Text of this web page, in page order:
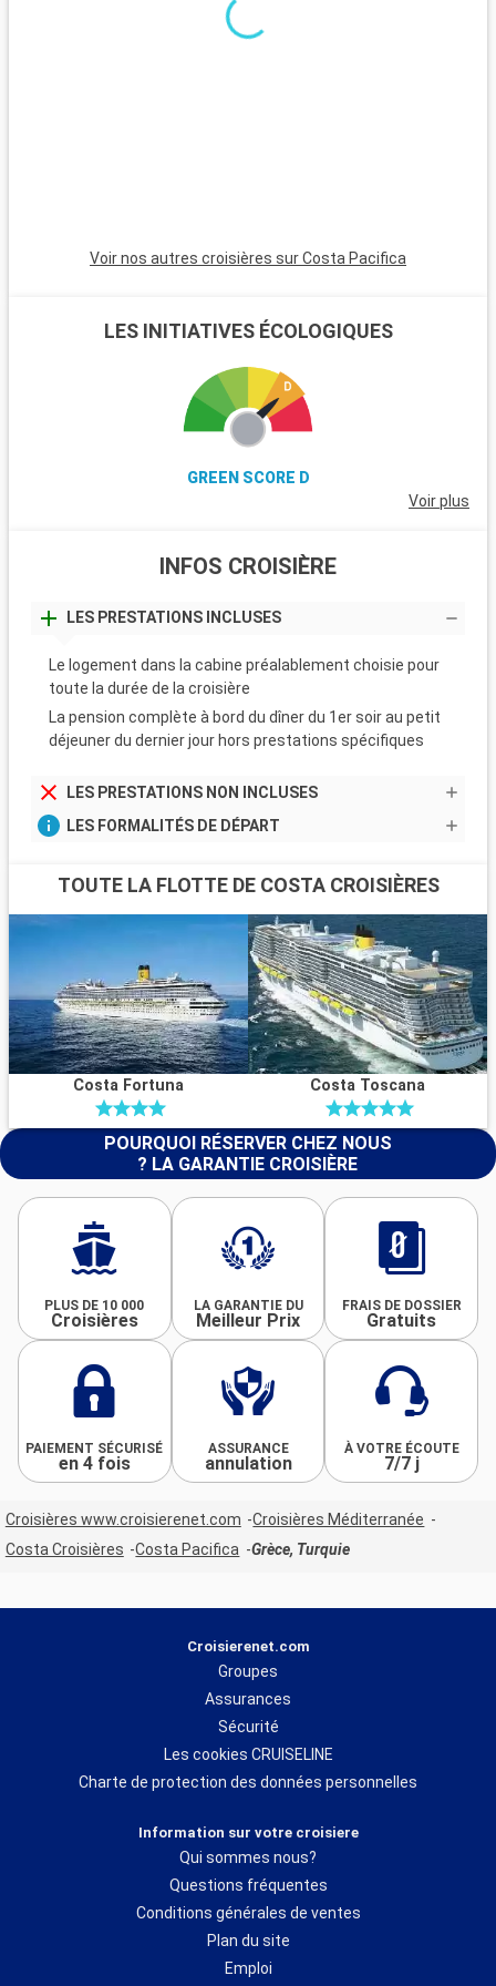
le Pirée, séduit par ses plages tranquilles, son temple d'Aphaïa
et ses marchés traditionnels.
Voir nos autres croisières sur Costa Pacifica
LES INITIATIVES ÉCOLOGIQUES
GREEN SCORE D
Voir plus
INFOS CROISIÈRE
LES PRESTATIONS INCLUSES
Le logement dans la cabine préalablement choisie pour
toute la durée de la croisière
La pension complète à bord du dîner du 1er soir au petit
déjeuner du dernier jour hors prestations spécifiques
LES PRESTATIONS NON INCLUSES
LES FORMALITÉS DE DÉPART
TOUTE LA FLOTTE DE COSTA CROISIÈRES
Costa Fortuna Costa Toscana
POURQUOI RÉSERVER CHEZ NOUS
? LA GARANTIE CROISIÈRE
PLUS DE 10 000
Croisières
LA GARANTIE DU
Meilleur Prix
FRAIS DE DOSSIER
Gratuits
PAIEMENT SÉCURISÉ
en 4 fois
ASSURANCE
annulation
À VOTRE ÉCOUTE
7/7 j
Croisières www.croisierenet.com
Croisières Méditerranée
Costa Croisières
Costa Pacifica Grèce, Turquie
Croisierenet.com
Groupes
Assurances
Sécurité
Les cookies CRUISELINE
Charte de protection des données personnelles
Information sur votre croisiere
Qui sommes nous?
Questions fréquentes
Conditions générales de ventes
Plan du site
Emploi